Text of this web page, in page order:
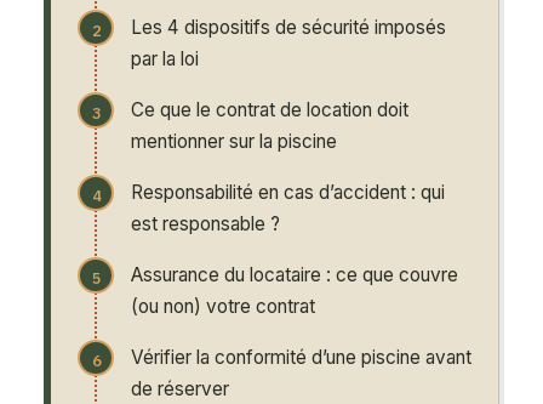
Les 4 dispositifs de sécurité imposés
par la loi
Ce que le contrat de location doit
mentionner sur la piscine
Responsabilité en cas d’accident : qui
est responsable ?
Assurance du locataire : ce que couvre
(ou non) votre contrat
Vérifier la conformité d’une piscine avant
de réserver